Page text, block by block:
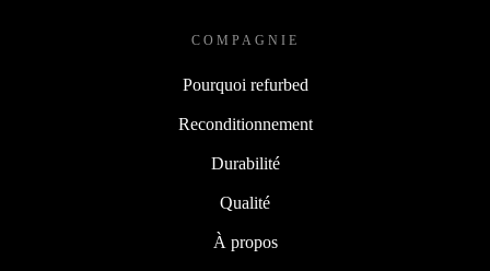
COMPAGNIE
Pourquoi refurbed
Reconditionnement
Durabilité
Qualité
À propos